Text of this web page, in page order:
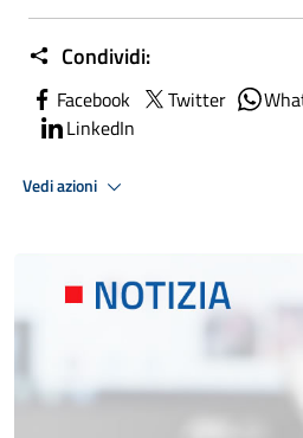
Condividi:
Facebook Twitter
LinkedIn
Vedi azioni